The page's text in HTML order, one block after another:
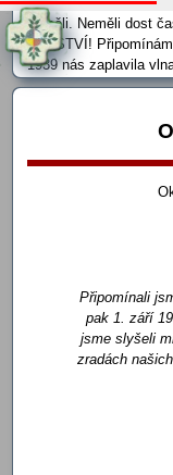
neměli. Neměli dost
DĚTSTVÍ!
1939 nás zaplavila
byl zdeptán, sražen
Připomínali
pak 1. září
jsme slyšeli
zradách